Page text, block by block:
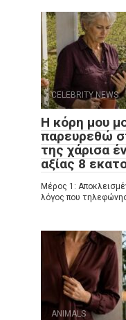
CELEBRITY NEWS
Η κόρη μου
παρευρεθώ
της χάρισα
αξίας 8
Μέρος 1:
λόγος που
ANIMALS